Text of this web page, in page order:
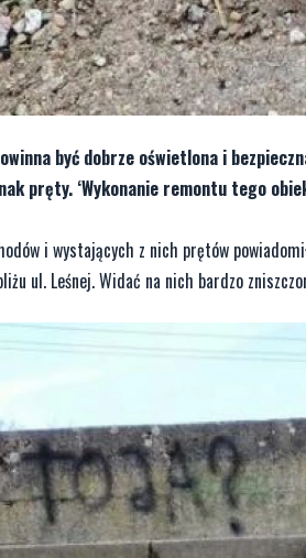
być dobrze oświetlona i
pręty. ‘Wykonanie remontu tego
i wystających z nich prętów
ul. Leśnej. Widać na nich bardzo